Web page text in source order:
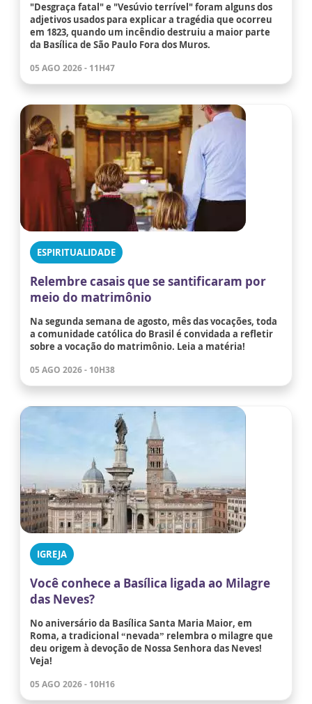
"Desgraça fatal" e "Vesúvio terrível" foram alguns dos
adjetivos usados para explicar a tragédia que ocorreu
em 1823, quando um incêndio destruiu a maior parte
da Basílica de São Paulo Fora dos Muros.
05 AGO 2026 - 11H47
ESPIRITUALIDADE
Relembre casais que se santificaram por
meio do matrimônio
Na segunda semana de agosto, mês das vocações, toda
a comunidade católica do Brasil é convidada a refletir
sobre a vocação do matrimônio. Leia a matéria!
05 AGO 2026 - 10H38
IGREJA
Você conhece a Basílica ligada ao Milagre
das Neves?
No aniversário da Basílica Santa Maria Maior, em
Roma, a tradicional “nevada” relembra o milagre que
deu origem à devoção de Nossa Senhora das Neves!
Veja!
05 AGO 2026 - 10H16